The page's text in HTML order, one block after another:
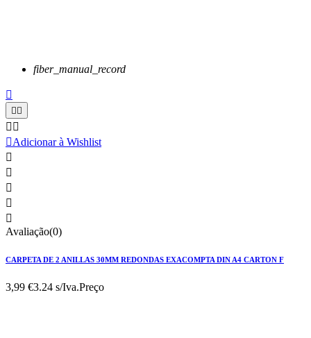
fiber_manual_record

 
 
Adicionar à Wishlist





Avaliação(0)
CARPETA DE 2 ANILLAS 30MM REDONDAS EXACOMPTA DIN A4 CARTON F
3,99 €3.24 s/Iva.Preço